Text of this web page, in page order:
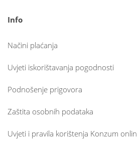
Info
Načini plaćanja
Uvjeti iskorištavanja pogodnosti
Podnošenje prigovora
Zaštita osobnih podataka
Uvjeti i pravila korištenja Konzum